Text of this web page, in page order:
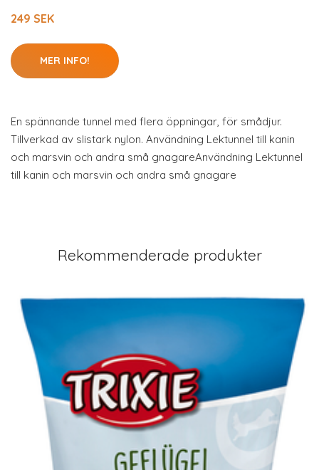
249 SEK
MER INFO!
En spännande tunnel med flera öppningar, för smådjur.
Tillverkad av slistark nylon. Användning Lektunnel till kanin
och marsvin och andra små gnagareAnvändning Lektunnel
till kanin och marsvin och andra små gnagare
Rekommenderade produkter